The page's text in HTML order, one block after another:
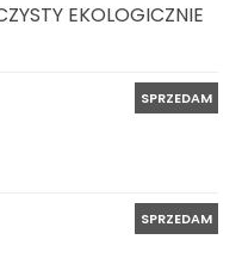
EKOLOGICZNIE
SPRZEDAM
SPRZEDAM